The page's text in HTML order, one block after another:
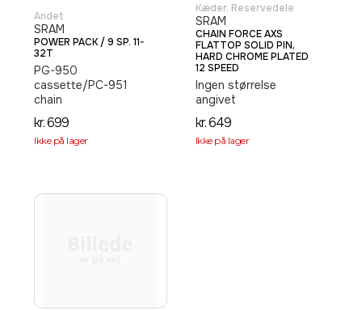
Andet
SRAM
POWER PACK / 9 SP. 11-
32T
PG-950
cassette/PC-951
chain
kr.699
Ikke på lager
Kæder, Reservedele
SRAM
CHAIN FORCE AXS
FLATTOP SOLID PIN,
HARD CHROME PLATED
12 SPEED
Ingen størrelse
angivet
kr.649
Ikke på lager